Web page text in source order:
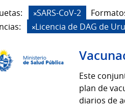
SARS-CoV-2
Licencia de DAG de
Este
plan de
diarios de